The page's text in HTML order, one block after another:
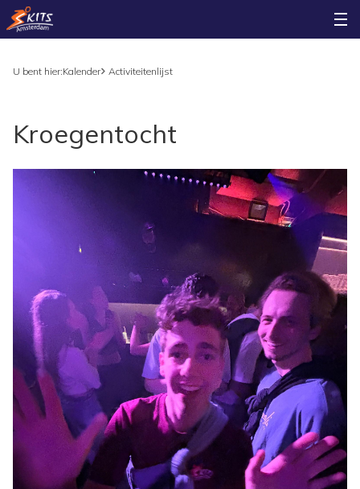
U bent hier:Kalender Activiteitenlijst
Kroegentocht